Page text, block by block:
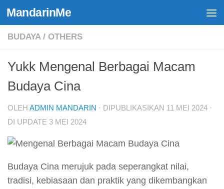
Skip to content
MandarinMe
BUDAYA / OTHERS
Yukk Mengenal Berbagai Macam
Budaya Cina
OLEH ADMIN MANDARIN · DIPUBLIKASIKAN 11 MEI 2024 ·
DI UPDATE 3 MEI 2024
Budaya Cina merujuk pada seperangkat nilai,
tradisi, kebiasaan dan praktik yang dikembangkan